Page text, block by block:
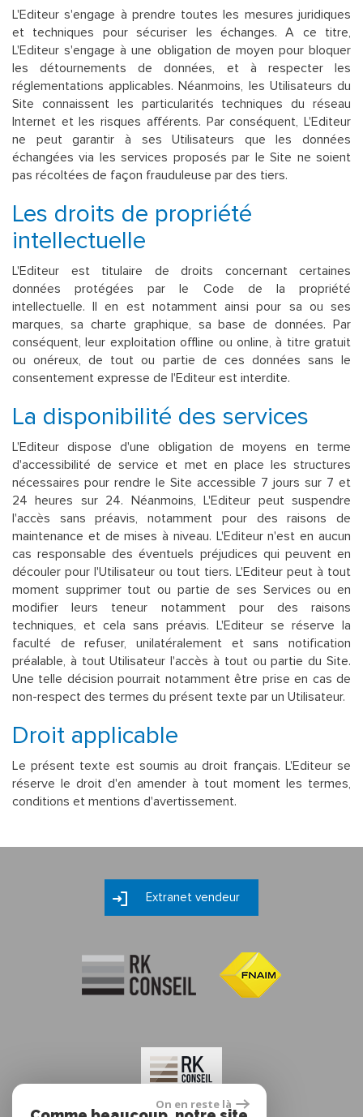
L'Editeur s'engage à prendre toutes les mesures juridiques
et techniques pour sécuriser les échanges. A ce titre,
L'Editeur s'engage à une obligation de moyen pour bloquer
les détournements de données, et à respecter les
réglementations applicables. Néanmoins, les Utilisateurs du
Site connaissent les particularités techniques du réseau
Internet et les risques afférents. Par conséquent, L'Editeur
ne peut garantir à ses Utilisateurs que les données
échangées via les services proposés par le Site ne soient
pas récoltées de façon frauduleuse par des tiers.
Les droits de propriété
intellectuelle
L'Editeur est titulaire de droits concernant certaines
données protégées par le Code de la propriété
intellectuelle. Il en est notamment ainsi pour sa ou ses
marques, sa charte graphique, sa base de données. Par
conséquent, leur exploitation offline ou online, à titre gratuit
ou onéreux, de tout ou partie de ces données sans le
consentement expresse de l'Editeur est interdite.
La disponibilité des services
L'Editeur dispose d'une obligation de moyens en terme
d'accessibilité de service et met en place les structures
nécessaires pour rendre le Site accessible 7 jours sur 7 et
24 heures sur 24. Néanmoins, L'Editeur peut suspendre
l'accès sans préavis, notamment pour des raisons de
maintenance et de mises à niveau. L'Editeur n'est en aucun
cas responsable des éventuels préjudices qui peuvent en
découler pour l'Utilisateur ou tout tiers. L'Editeur peut à tout
moment supprimer tout ou partie de ses Services ou en
modifier leurs teneur notamment pour des raisons
techniques, et cela sans préavis. L'Editeur se réserve la
faculté de refuser, unilatéralement et sans notification
préalable, à tout Utilisateur l'accès à tout ou partie du Site.
Une telle décision pourrait notamment être prise en cas de
non-respect des termes du présent texte par un Utilisateur.
Droit applicable
Le présent texte est soumis au droit français. L'Editeur se
réserve le droit d'en amender à tout moment les termes,
conditions et mentions d'avertissement.
Extranet vendeur
On en reste là